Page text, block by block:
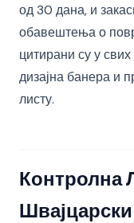
од 30 дана, и
обавештења о
цитирани су у свих
дизајна банера и
листу.
Контролна